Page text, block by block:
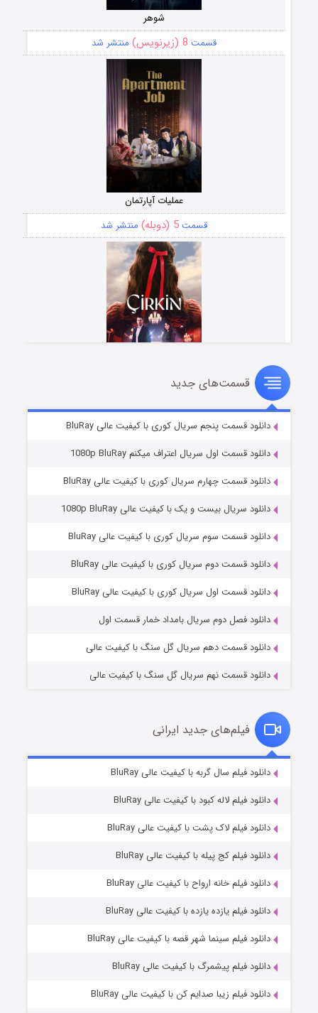
شوهر
قسمت 8 (زیرنویس) منتشر شد
عملیات آپارتمان
قسمت5 (دوبله) منتشر شد
سریال زشت
قسمت2 (زیرنویس) منتشر شد
مردگان متحرک: شهر مرده ۳
قسمت2 (زیرنویس) منتشر شد
قسمت7 (زیرنویس) منتشر شد
قسمت‌های جدید
دانلود قسمت پنجم سریال کوری با کیفیت عالی BluRay
دانلود قسمت اول سریال اعتراف میکنم 1080p BluRay
دانلود قسمت چهارم سریال کوری با کیفیت عالی BluRay
دانلود سریال بیست و یک با کیفیت عالی 1080p BluRay
دانلود قسمت سوم سریال کوری با کیفیت عالی BluRay
دانلود قسمت دوم سریال کوری با کیفیت عالی BluRay
دانلود قسمت اول سریال کوری با کیفیت عالی BluRay
دانلود فصل دوم سریال بامداد خمار قسمت اول
دانلود قسمت دهم سریال گل سنگ با کیفیت عالی
دانلود قسمت نهم سریال گل سنگ با کیفیت عالی
فیلم‌های جدید ایرانی
دانلود فیلم سال گربه با کیفیت عالی BluRay
دانلود فیلم لاله کبود با کیفیت عالی BluRay
دانلود فیلم لاک پشت با کیفیت عالی BluRay
دانلود فیلم کج‌ پیله با کیفیت عالی BluRay
دانلود فیلم خانه ارواح با کیفیت عالی BluRay
دانلود فیلم یازده یازده با کیفیت عالی BluRay
دانلود فیلم سینما شهر قصه با کیفیت عالی BluRay
دانلود فیلم پیشمرگ با کیفیت عالی BluRay
دانلود فیلم زیبا صدایم کن با کیفیت عالی BluRay